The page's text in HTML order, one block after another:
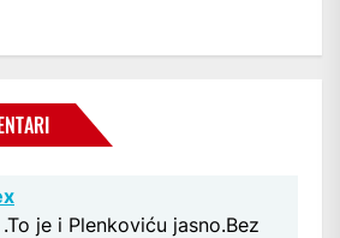
je i Plenkoviću jasno.Bez